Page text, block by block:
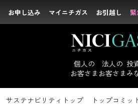
お申し込み マイニチガス お引越し
個人の
お客さま
法人の
お客さま
投
み
投資家のみなさまトップ IRニュース
サステナビリティトップ トップコミッ
企業情報トップ 社長メッセージ 経営
採用情報トップ 新卒採用 キャリア採
お申し込み マイニチガス お引越し
サステナビリティ